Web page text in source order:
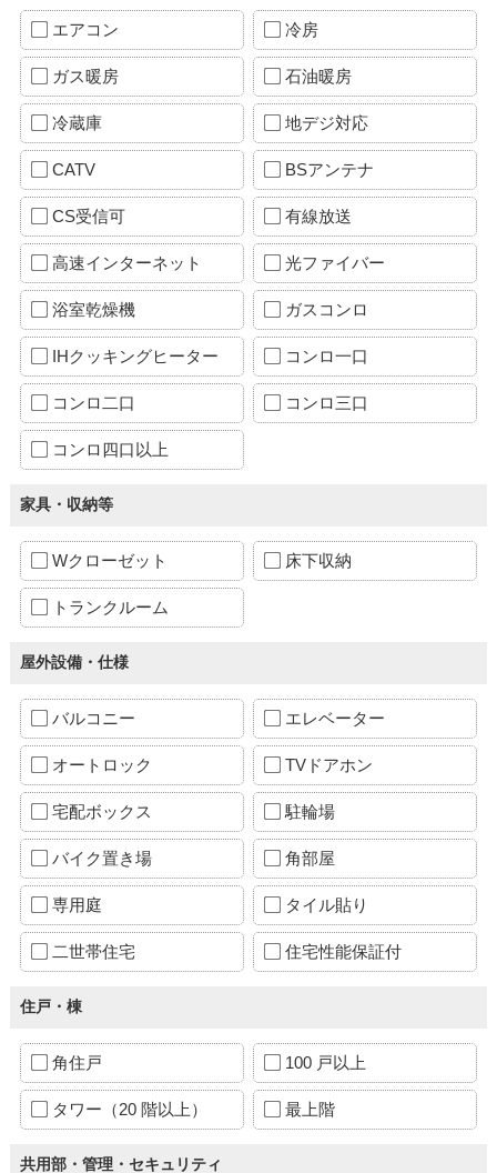
エアコン 冷房
ガス暖房 石油暖房
冷蔵庫 地デジ対応
CATV BSアンテナ
CS受信可 有線放送
高速インターネット 光ファイバー
浴室乾燥機 ガスコンロ
IHクッキングヒーター コンロ一口
コンロ二口 コンロ三口
コンロ四口以上
家具・収納等
Wクローゼット 床下収納
トランクルーム
屋外設備・仕様
バルコニー エレベーター
オートロック TVドアホン
宅配ボックス 駐輪場
バイク置き場 角部屋
専用庭 タイル貼り
二世帯住宅 住宅性能保証付
住戸・棟
角住戸 100 戸以上
タワー（20 階以上） 最上階
共用部・管理・セキュリティ